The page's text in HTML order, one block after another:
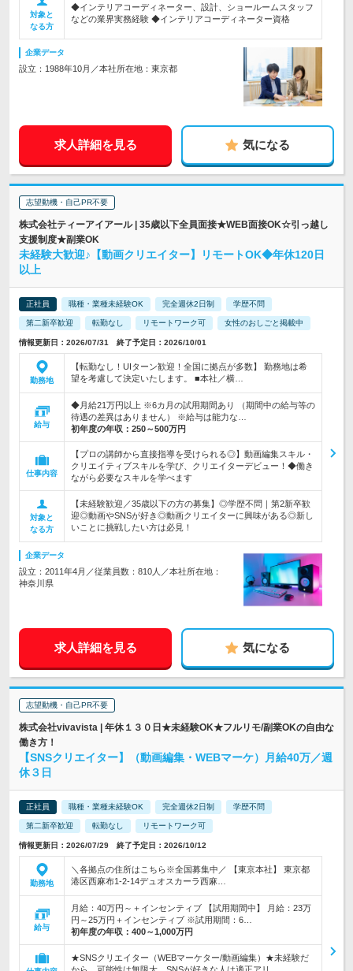
対象と
なる方
◆インテリアコーディネーター、設計、ショールームスタッフ
などの業界実務経験 ◆インテリアコーディネーター資格
企業データ
設立：1988年10月／本社所在地：東京都
求人詳細を見る 気になる
志望動機・自己PR不要
株式会社ティーアイアール | 35歳以下全員面接★WEB面接OK☆引っ越し
支援制度★副業OK
未経験大歓迎♪【動画クリエイター】リモートOK◆年休120日
以上
正社員 職種・業種未経験OK 完全週休2日制 学歴不問
第二新卒歓迎 転勤なし リモートワーク可 女性のおしごと掲載中
情報更新日：2026/07/31 終了予定日：2026/10/01
勤務地
【転勤なし！UIターン歓迎！全国に拠点が多数】 勤務地は希
望を考慮して決定いたします。 ■本社／横…
給与
◆月給21万円以上 ※6カ月の試用期間あり （期間中の給与等の
待遇の差異はありません） ※給与は能力な…
初年度の年収： 250～500万円
仕事内容
【プロの講師から直接指導を受けられる◎】動画編集スキル・
クリエイティブスキルを学び、クリエイターデビュー！◆働き
ながら必要なスキルを学べます
対象と
なる方
【未経験歓迎／35歳以下の方の募集】◎学歴不問｜第2新卒歓
迎◎動画やSNSが好き◎動画クリエイターに興味がある◎新し
いことに挑戦したい方は必見！
企業データ
設立：2011年4月／従業員数：810人／本社所在地：
神奈川県
求人詳細を見る 気になる
志望動機・自己PR不要
株式会社vivavista | 年休１３０日★未経験OK★フルリモ/副業OKの自由な
働き方！
【SNSクリエイター】（動画編集・WEBマーケ）月給40万／週
休３日
正社員 職種・業種未経験OK 完全週休2日制 学歴不問
第二新卒歓迎 転勤なし リモートワーク可
情報更新日：2026/07/29 終了予定日：2026/10/12
勤務地
＼各拠点の住所はこちら※全国募集中／ 【東京本社】 東京都
港区西麻布1-2-14デュオスカーラ西麻…
給与
月給：40万円～＋インセンティブ 【試用期間中】 月給：23万
円～25万円＋インセンティブ ※試用期間：6…
初年度の年収： 400～1,000万円
★SNSクリエイター（WEBマーケター/動画編集）★未経験だ